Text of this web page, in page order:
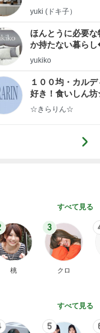
yuki (ドキ子）
ほんとうに必要な
か持たない暮ら
ep Life Simple◆
yukiko
１００均・カルデ
好き！食いしん
らりん☆のブログ
☆きらりん☆
すべて見る
桃
3
クロ
すべて見る
5